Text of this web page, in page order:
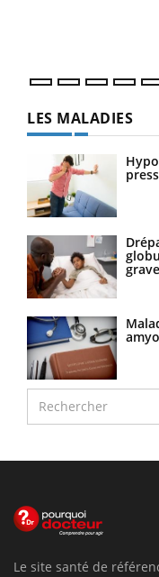
LES MALADIES
Le site santé de